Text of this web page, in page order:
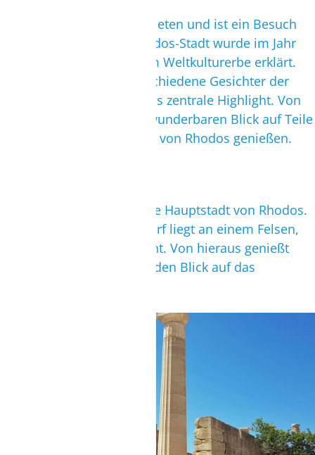
Rhodos-Stadt hat viel zu bieten und ist ein Besuch
wert. Die Altstadt von Rhodos-Stadt wurde im Jahr
1988 von der UNESCO zum Weltkulturerbe erklärt.
Hier findest Du viele verschiedene Gesichter der
Zeit. Die Stadtmauer ist das zentrale Highlight. Von
hieraus kannst Du einen wunderbaren Blick auf Teile
der Stadt sowie den Hafen von Rhodos genießen.
Früher war Lindos einst die Hauptstadt von Rhodos.
Das kleine wunderbare Dorf liegt an einem Felsen,
auf dem die Akropolis steht. Von hieraus genießt
man einen atemberaubenden Blick auf das